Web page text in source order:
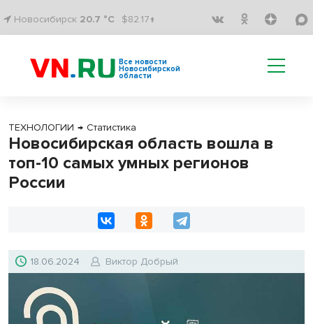
Новосибирск 20.7 °C $82.17↑
Все новости
Новосибирской
области
ТЕХНОЛОГИИ → Статистика
Новосибирская область вошла в
топ-10 самых умных регионов
России
18.06.2024 Виктор Добрый